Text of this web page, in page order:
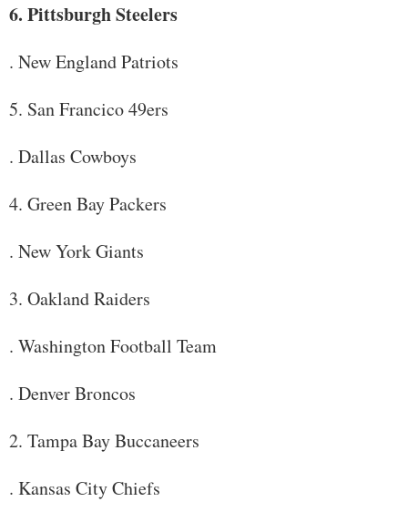
6. Pittsburgh Steelers
. New England Patriots
5. San Francico 49ers
. Dallas Cowboys
4. Green Bay Packers
. New York Giants
3. Oakland Raiders
. Washington Football Team
. Denver Broncos
2. Tampa Bay Buccaneers
. Kansas City Chiefs